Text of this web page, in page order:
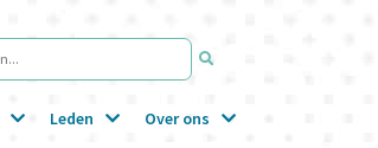
Leden Over ons